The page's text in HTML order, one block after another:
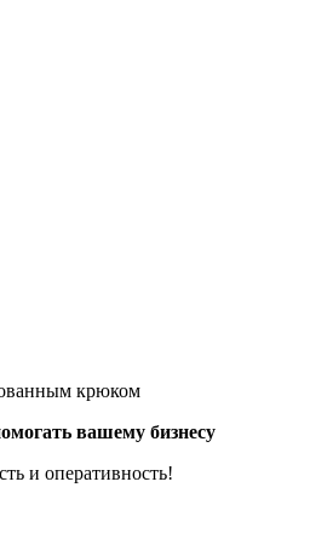
крюком
вашему бизнесу
и оперативность!